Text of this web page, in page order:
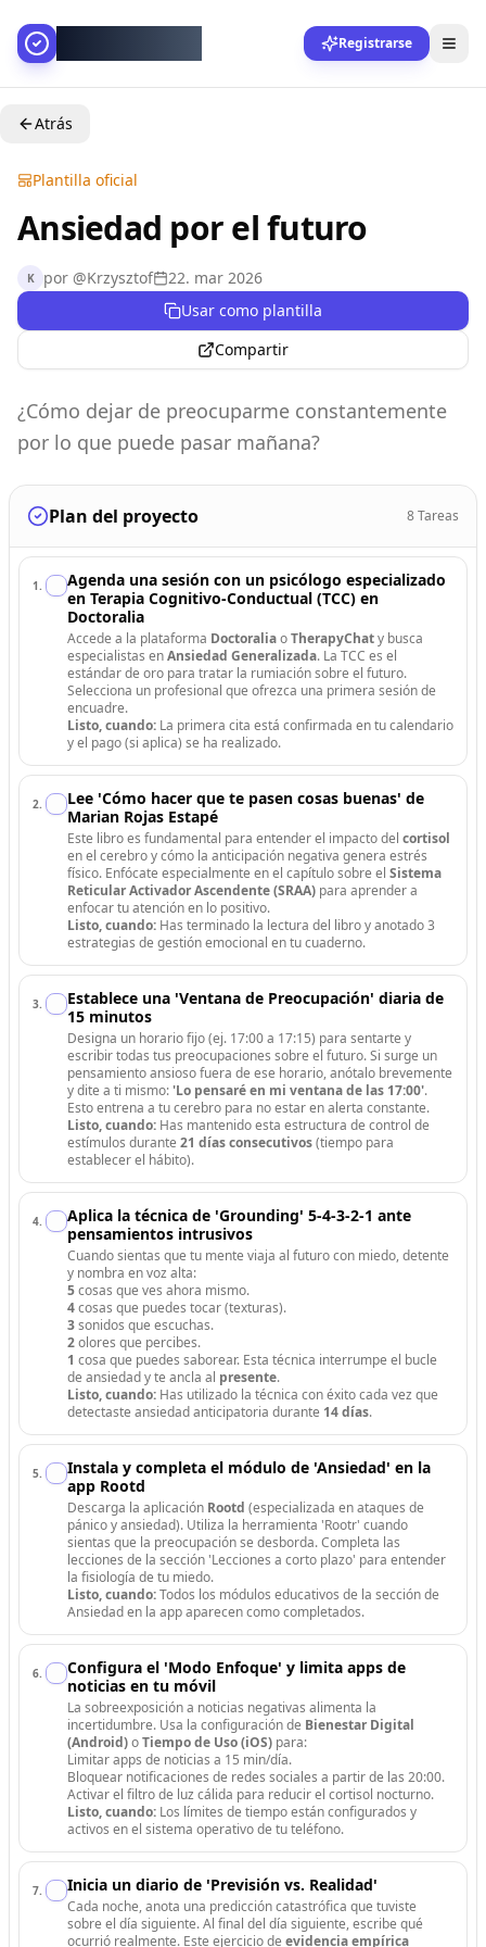
Registrarse
Atrás
Plantilla oficial
Ansiedad por el futuro
K por @Krzysztof
22. mar 2026
Usar como plantilla
Compartir
¿Cómo dejar de preocuparme constantemente
por lo que puede pasar mañana?
Plan del proyecto 8Tareas
1 .
Agenda una sesión con un psicólogo especializado
en Terapia Cognitivo-Conductual (TCC) en
Doctoralia
Accede a la plataforma DoctoraliaoTherapyChaty busca
especialistas enAnsiedad Generalizada. La TCC es el
estándar de oro para tratar la rumiación sobre el futuro.
Selecciona un profesional que ofrezca una primera sesión de
encuadre.
Listo, cuando: La primera cita está confirmada en tu calendario
y el pago (si aplica) se ha realizado.
2.
Lee 'Cómo hacer que te pasen cosas buenas' de
Marian Rojas Estapé
Este libro es fundamental para entender el impacto del cortisol
en el cerebro y cómo la anticipación negativa genera estrés
físico. Enfócate especialmente en el capítulo sobre el Sistema
Reticular Activador Ascendente (SRAA) para aprender a
enfocar tu atención en lo positivo.
Listo, cuando: Has terminado la lectura del libro y anotado 3
estrategias de gestión emocional en tu cuaderno.
3.
Establece una 'Ventana de Preocupación' diaria de
15 minutos
Designa un horario fijo (ej. 17:00 a 17:15) para sentarte y
escribir todas tus preocupaciones sobre el futuro. Si surge un
pensamiento ansioso fuera de ese horario, anótalo brevemente
y dite a ti mismo:'Lo pensaré en mi ventana de las 17:00'.
Esto entrena a tu cerebro para no estar en alerta constante.
Listo, cuando: Has mantenido esta estructura de control de
estímulos durante 21 días consecutivos(tiempo para
establecer el hábito).
4.
Aplica la técnica de 'Grounding' 5-4-3-2-1 ante
pensamientos intrusivos
Cuando sientas que tu mente viaja al futuro con miedo, detente
y nombra en voz alta:
5cosas que ves ahora mismo.
4cosas que puedes tocar (texturas).
3sonidos que escuchas.
2olores que percibes.
1 cosa que puedes saborear. Esta técnica interrumpe el bucle
de ansiedad y te ancla al presente.
Listo, cuando: Has utilizado la técnica con éxito cada vez que
detectaste ansiedad anticipatoria durante 14 días.
5.
Instala y completa el módulo de 'Ansiedad' en la
app Rootd
Descarga la aplicación Rootd (especializada en ataques de
pánico y ansiedad). Utiliza la herramienta 'Rootr' cuando
sientas que la preocupación se desborda. Completa las
lecciones de la sección 'Lecciones a corto plazo' para entender
la fisiología de tu miedo.
Listo, cuando:Todos los módulos educativos de la sección de
Ansiedad en la app aparecen como completados.
6.
Configura el 'Modo Enfoque' y limita apps de
noticias en tu móvil
La sobreexposición a noticias negativas alimenta la
incertidumbre. Usa la configuración de Bienestar Digital
(Android)oTiempo de Uso (iOS) para:
Limitar apps de noticias a 15 min/día.
Bloquear notificaciones de redes sociales a partir de las 20:00.
Activar el filtro de luz cálida para reducir el cortisol nocturno.
Listo, cuando: Los límites de tiempo están configurados y
activos en el sistema operativo de tu teléfono.
7. Inicia un diario de 'Previsión vs. Realidad'
Cada noche, anota una predicción catastrófica que tuviste
sobre el día siguiente. Al final del día siguiente, escribe qué
ocurrió realmente. Este ejercicio de evidencia empírica